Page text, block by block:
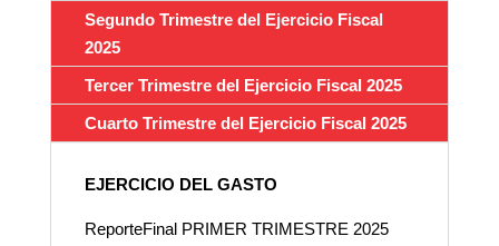
Segundo Trimestre del Ejercicio Fiscal
2025
Tercer Trimestre del Ejercicio Fiscal 2025
Cuarto Trimestre del Ejercicio Fiscal 2025
EJERCICIO DEL GASTO
ReporteFinal PRIMER TRIMESTRE 2025